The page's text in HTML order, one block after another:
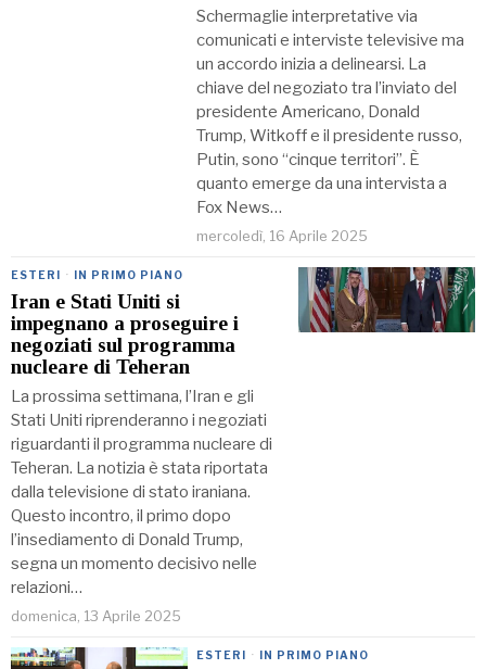
Schermaglie interpretative via
comunicati e interviste televisive ma
un accordo inizia a delinearsi. La
chiave del negoziato tra l’inviato del
presidente Americano, Donald
Trump, Witkoff e il presidente russo,
Putin, sono “cinque territori”. È
quanto emerge da una intervista a
Fox News…
mercoledì, 16 Aprile 2025
ESTERI · IN PRIMO PIANO
Iran e Stati Uniti si
impegnano a proseguire i
negoziati sul programma
nucleare di Teheran
La prossima settimana, l’Iran e gli
Stati Uniti riprenderanno i negoziati
riguardanti il programma nucleare di
Teheran. La notizia è stata riportata
dalla televisione di stato iraniana.
Questo incontro, il primo dopo
l’insediamento di Donald Trump,
segna un momento decisivo nelle
relazioni…
domenica, 13 Aprile 2025
ESTERI · IN PRIMO PIANO